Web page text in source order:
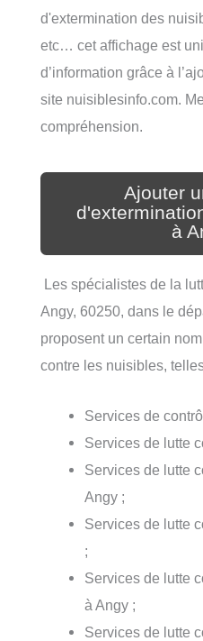
d'extermination des
etc… cet affichage est
d’information grâce à
site nuisiblesinfo.com.
compréhension.
Ajouter
à
Les spécialistes de la
Angy, 60250, dans le
proposent un certain
contre les nuisibles,
Services de
Services de lutte
Services de lutte
Angy ;
Services de lutte
;
Services de lutte
à Angy ;
Services de lutte